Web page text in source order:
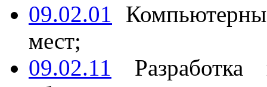
09.02.01
мест;
09.02.11